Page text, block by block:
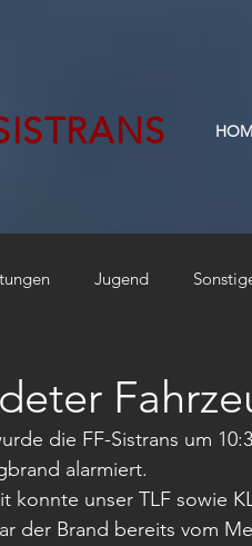
Jugend
die FF-Sistrans um
alarmiert.
konnte unser TLF sowie
der Brand bereits vom